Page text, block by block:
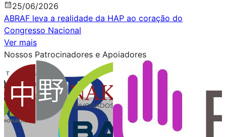
25/06/2026
ABRAF leva a realidade da HAP ao coração do
Congresso Nacional
Ver mais
Nossos Patrocinadores e Apoiadores